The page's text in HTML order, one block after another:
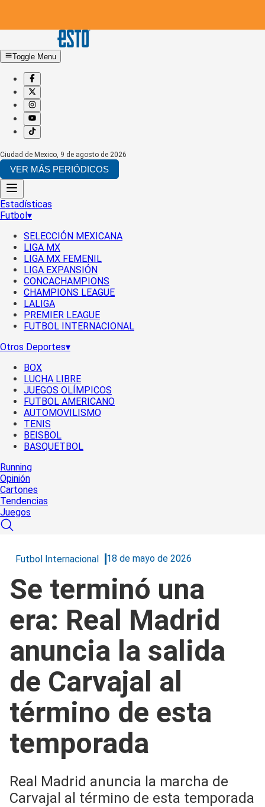
Toggle Menu
Ciudad de Mexico, 9 de agosto de 2026
VER MÁS PERIÓDICOS
Estadísticas
Futbol▾
SELECCIÓN MEXICANA
LIGA MX
LIGA MX FEMENIL
LIGA EXPANSIÓN
CONCACHAMPIONS
CHAMPIONS LEAGUE
LALIGA
PREMIER LEAGUE
FUTBOL INTERNACIONAL
Otros Deportes▾
BOX
LUCHA LIBRE
JUEGOS OLÍMPICOS
FUTBOL AMERICANO
AUTOMOVILISMO
TENIS
BEISBOL
BASQUETBOL
Running
Opinión
Cartones
Tendencias
Juegos
Futbol Internacional 18 de mayo de 2026
Se terminó una
era: Real Madrid
anuncia la salida
de Carvajal al
término de esta
temporada
Real Madrid anuncia la marcha de
Carvajal al término de esta temporada